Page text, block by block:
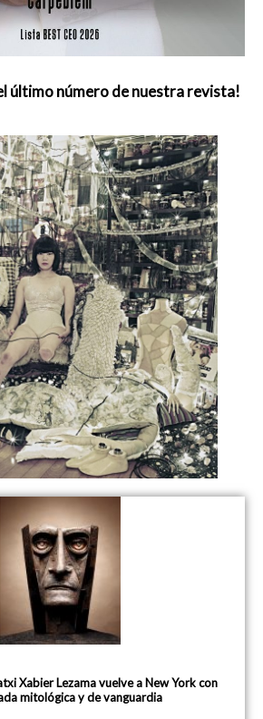
último número de nuestra revista!
Xabier Lezama vuelve a New York con
mitológica y de vanguardia